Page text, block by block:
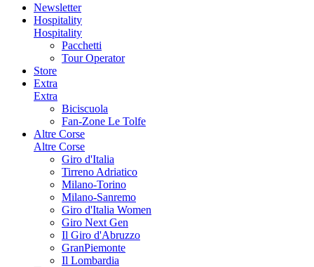
Newsletter
Hospitality
Hospitality
Pacchetti
Tour Operator
Store
Extra
Extra
Biciscuola
Fan-Zone Le Tolfe
Altre Corse
Altre Corse
Giro d'Italia
Tirreno Adriatico
Milano-Torino
Milano-Sanremo
Giro d'Italia Women
Giro Next Gen
Il Giro d'Abruzzo
GranPiemonte
Il Lombardia